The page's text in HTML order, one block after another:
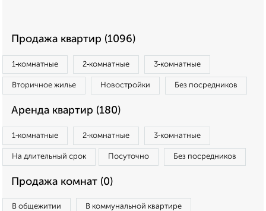
Продажа квартир (1096)
1‑комнатные 2‑комнатные 3‑комнатные
Вторичное жилье Новостройки Без посредников
Аренда квартир (180)
1‑комнатные 2‑комнатные 3‑комнатные
На длительный срок Посуточно Без посредников
Продажа комнат (0)
В общежитии В коммунальной квартире